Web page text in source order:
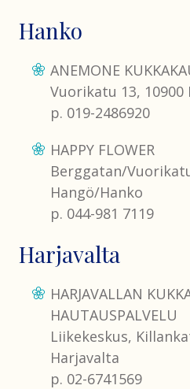
Hanko
ANEMONE
Vuorikatu 13, 10900
p. 019-2486920
HAPPY FLOWER
Berggatan/
Hangö/Hanko
p. 044-981 7119
Harjavalta
HARJAVALLAN
HAUTAUSPALVELU
Liikekeskus,
Harjavalta
p. 02-6741569